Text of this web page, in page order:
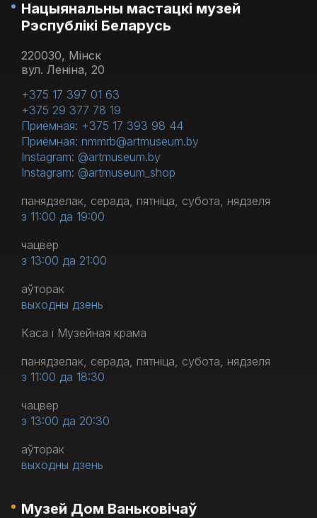
Нацыянальны мастацкі музей
Рэспублікі Беларусь
220030, Мінск
вул. Леніна, 20
+375 17 397 01 63
+375 29 377 78 19
Приёмная: +375 17 393 98 44
Приёмная: nmmrb@artmuseum.by
Instagram: @artmuseum.by
Instagram: @artmuseum_shop
панядзелак, серада, пятніца, субота, нядзеля
з 11:00 да 19:00
чацвер
з 13:00 да 21:00
аўторак
выходны дзень
Каса і Музейная крама
панядзелак, серада, пятніца, субота, нядзеля
з 11:00 да 18:30
чацвер
з 13:00 да 20:30
аўторак
выходны дзень
Музей Дом Ваньковічаў